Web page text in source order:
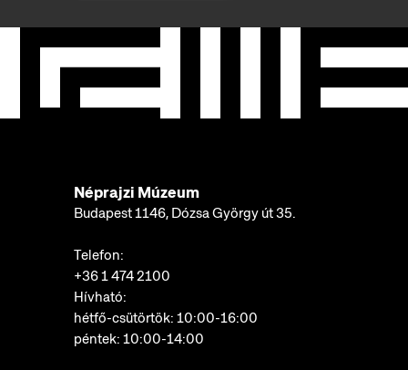
Néprajzi Múzeum
Budapest 1146, Dózsa György út 35.
Telefon:
+36 1 474 2100
Hívható:
hétfő-csütörtök: 10:00-16:00
péntek: 10:00-14:00